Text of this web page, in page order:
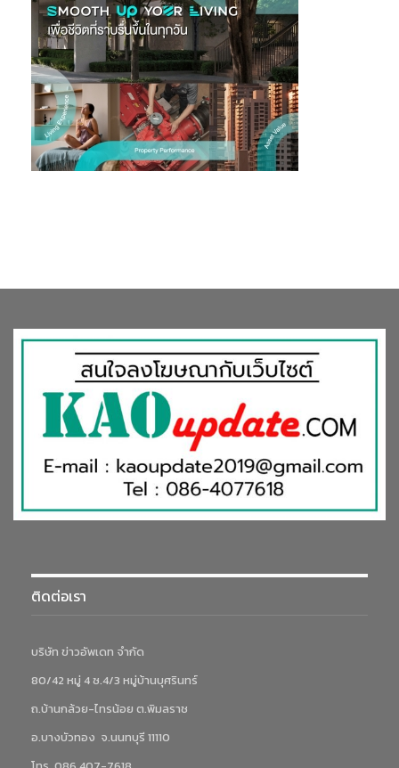
ติดต่อเรา
บริษัท ข่าวอัพเดท จำกัด
80/42 หมู่ 4 ซ.4/3 หมู่บ้านบุศรินทร์
ถ.บ้านกล้วย-ไทรน้อย ต.พิมลราช
อ.บางบัวทอง จ.นนทบุรี 11110